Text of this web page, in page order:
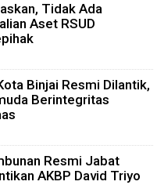
Tidak Ada
Aset RSUD
Binjai Resmi Dilantik,
Berintegritas
Resmi Jabat
AKBP David Triyo